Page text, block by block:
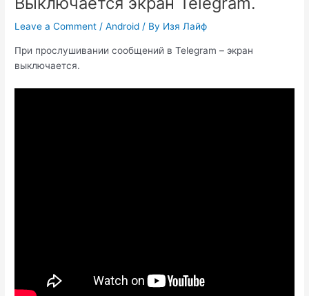
Leave a Comment /Android / By Изя Лайф
При прослушивании сообщений в Telegram – экран
выключается.